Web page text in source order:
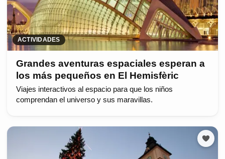
ACTIVIDADES
Grandes aventuras espaciales esperan a
los más pequeños en El Hemisfèric
Viajes interactivos al espacio para que los niños
comprendan el universo y sus maravillas.